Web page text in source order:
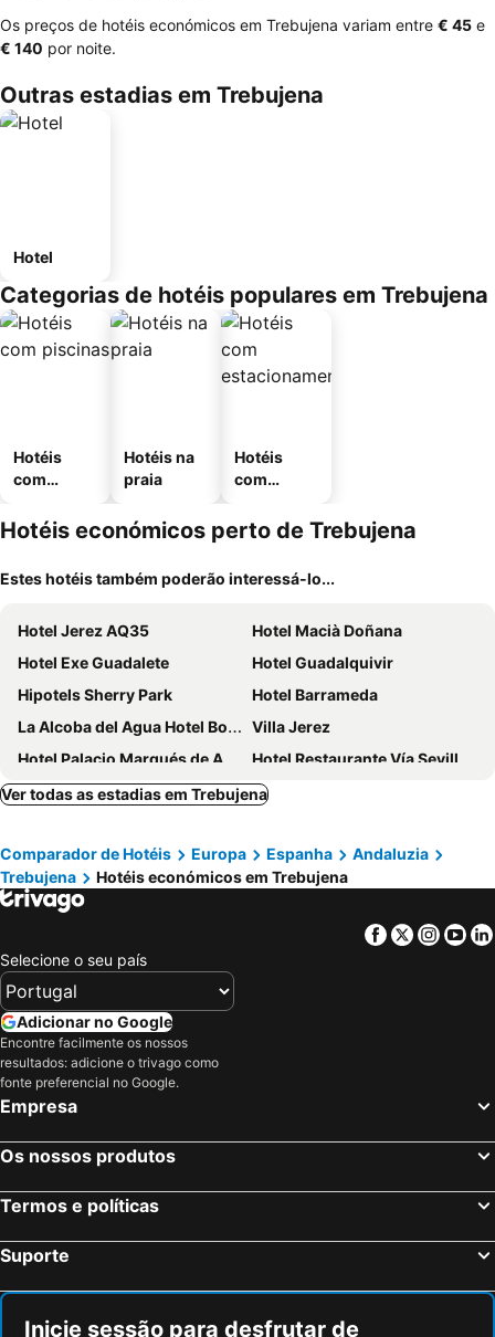
Os preços de hotéis económicos em Trebujena variam entre ‎€ 45 e
‎€ 140 por noite.
Outras estadias em Trebujena
Hotel
Categorias de hotéis populares em Trebujena
Hotéis
com
Hotéis na
praia
Hotéis
com
mento
Hotéis económicos perto de Trebujena
Estes hotéis também poderão interessá-lo...
Hotel Jerez AQ35
Hotel Macià Doñana
Hotel Exe Guadalete
Hotel Guadalquivir
Hipotels Sherry Park
Hotel Barrameda
La Alcoba del Agua Hotel Boutique
Villa Jerez
Hotel Palacio Marqués de Arizón
Hotel Restaurante Vía Sevilla - Cádiz by MA 22 Puntos
Hotel LB Lebrija by MA 22 Puntos
Posada de Palacio
Macià Doñana
Los Helechos
La Carreña
Casa de las Especias
Hotel La Parra
Ver todas as estadias em Trebujena
Comparador de Hotéis Europa Espanha
Andaluzia
Trebujena
Hotéis económicos em Trebujena
Facebook
Twitter
Selecione o seu país
Adicionar no Google
Encontre facilmente os nossos
resultados: adicione o trivago como
fonte preferencial no Google.
Empresa
Os nossos produtos
Termos e políticas
Suporte
Inicie sessão para desfrutar de